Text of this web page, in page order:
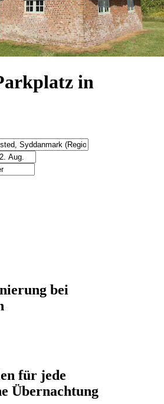
in
bei
für jede
Übernachtung